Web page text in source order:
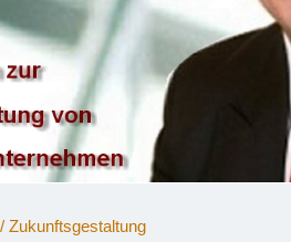
Zukunftsgestaltung